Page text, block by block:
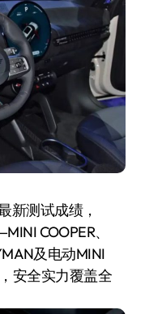
新测试成绩，
COOPER、
及电动MINI
安全实力覆盖全